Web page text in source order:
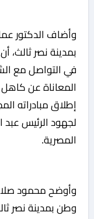
وأضاف الدكتور
بمدينة نصر ثالث،
في التواصل مع
المعاناة عن
إطلاق مبادراته
لجهود الرئيس
المصرية.
وأوضح محمود
وطن بمدينة نصر